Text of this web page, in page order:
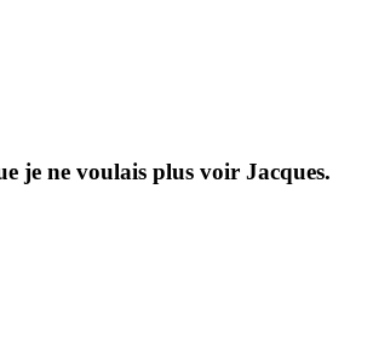
je ne voulais plus voir Jacques.